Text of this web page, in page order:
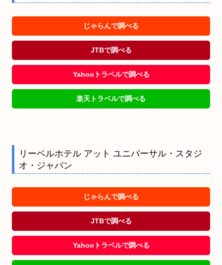
じゃらんで調べる
JTBで調べる
Yahooトラベルで調べる
楽天トラベルで調べる
リーベルホテル アット ユニバーサル・スタジ
オ・ジャパン
じゃらんで調べる
JTBで調べる
Yahooトラベルで調べる